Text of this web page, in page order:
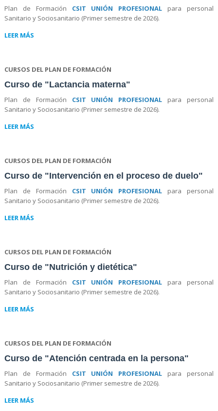
Plan de Formación CSIT UNIÓN PROFESIONAL para personal
Sanitario y Sociosanitario (Primer semestre de 2026).
LEER MÁS
CURSOS DEL PLAN DE FORMACIÓN
Curso de "Lactancia materna"
Plan de Formación CSIT UNIÓN PROFESIONAL para personal
Sanitario y Sociosanitario (Primer semestre de 2026).
LEER MÁS
CURSOS DEL PLAN DE FORMACIÓN
Curso de "Intervención en el proceso de duelo"
Plan de Formación CSIT UNIÓN PROFESIONAL para personal
Sanitario y Sociosanitario (Primer semestre de 2026).
LEER MÁS
CURSOS DEL PLAN DE FORMACIÓN
Curso de "Nutrición y dietética"
Plan de Formación CSIT UNIÓN PROFESIONAL para personal
Sanitario y Sociosanitario (Primer semestre de 2026).
LEER MÁS
CURSOS DEL PLAN DE FORMACIÓN
Curso de "Atención centrada en la persona"
Plan de Formación CSIT UNIÓN PROFESIONAL para personal
Sanitario y Sociosanitario (Primer semestre de 2026).
LEER MÁS